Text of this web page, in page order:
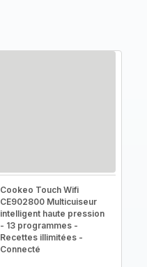
Cookeo Touch Wifi
CE902800 Multicuiseur
intelligent haute pression
- 13 programmes -
Recettes illimitées -
Connecté